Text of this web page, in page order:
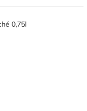
0,75l